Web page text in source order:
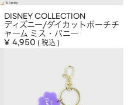
DISNEY COLLECTION
ディズニー/ダイカットポーチチ
ャーム ミス・バニー
¥ 4,950 税込